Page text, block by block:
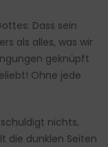
Dass sein
als alles, was wir
geknüpft
Ohne jede
nichts,
die dunklen Seiten